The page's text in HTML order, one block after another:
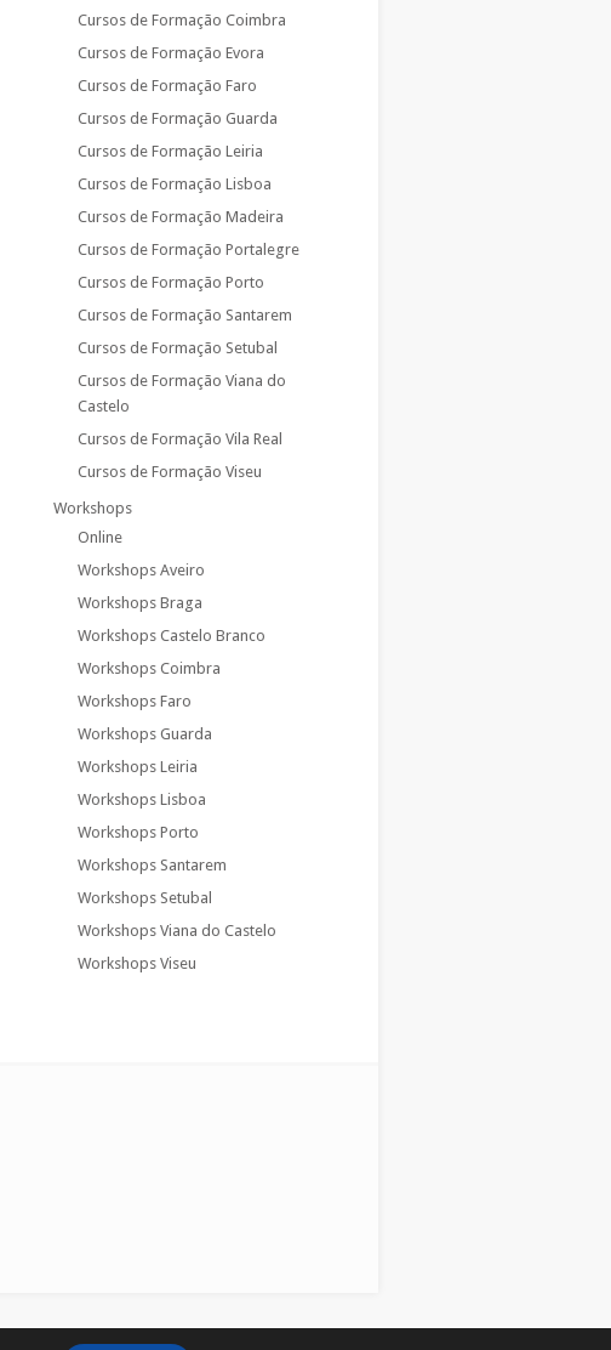
Cursos de Formação Coimbra
Cursos de Formação Evora
Cursos de Formação Faro
Cursos de Formação Guarda
Cursos de Formação Leiria
Cursos de Formação Lisboa
Cursos de Formação Madeira
Cursos de Formação Portalegre
Cursos de Formação Porto
Cursos de Formação Santarem
Cursos de Formação Setubal
Cursos de Formação Viana do
Castelo
Cursos de Formação Vila Real
Cursos de Formação Viseu
Workshops
Online
Workshops Aveiro
Workshops Braga
Workshops Castelo Branco
Workshops Coimbra
Workshops Faro
Workshops Guarda
Workshops Leiria
Workshops Lisboa
Workshops Porto
Workshops Santarem
Workshops Setubal
Workshops Viana do Castelo
Workshops Viseu